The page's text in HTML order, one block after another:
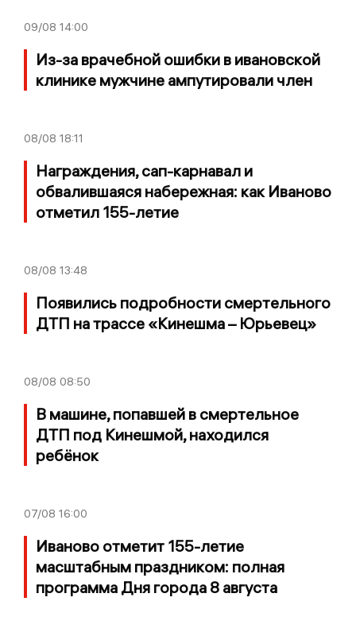
09/08 14:00
Из-за врачебной ошибки в ивановской
клинике мужчине ампутировали член
08/08 18:11
Награждения, сап-карнавал и
обвалившаяся набережная: как Иваново
отметил 155-летие
08/08 13:48
Появились подробности смертельного
ДТП на трассе «Кинешма – Юрьевец»
08/08 08:50
В машине, попавшей в смертельное
ДТП под Кинешмой, находился
ребёнок
07/08 16:00
Иваново отметит 155-летие
масштабным праздником: полная
программа Дня города 8 августа